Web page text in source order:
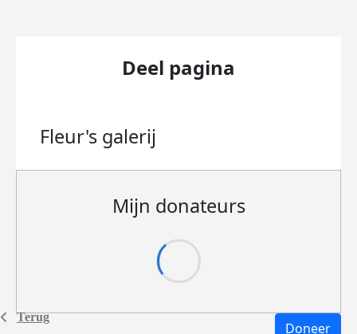
Terug
Deel pagina
Fleur's galerij
Mijn donateurs
Doneer